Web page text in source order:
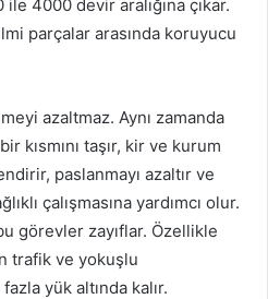
4000 devir aralığına çıkar.
parçalar arasında koruyucu
azaltmaz. Aynı zamanda
kısmını taşır, kir ve kurum
paslanmayı azaltır ve
çalışmasına yardımcı olur.
görevler zayıflar. Özellikle
trafik ve yokuşlu
yük altında kalır.